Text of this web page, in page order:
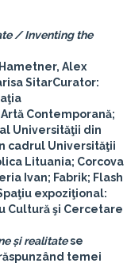
/ Inventing the
Alex
SitarCurator:
Contemporană;
Universităţii din
cadrul Universităţii
Lituania; Corcova
Ivan; Fabrik; Flash
expoziţional:
Cultură şi Cercetare
și realitatese
temei